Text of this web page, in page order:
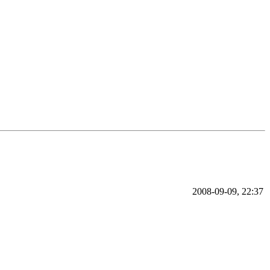
2008-09-09, 22:37